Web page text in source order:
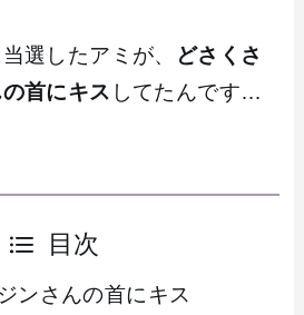
選したアミが、
どさくさ
首にキス してたんです…
目次
ンさんの首にキス